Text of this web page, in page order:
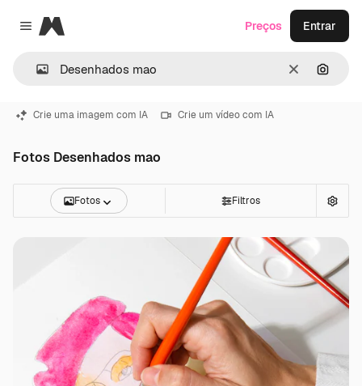
Close menu
Magnific
Limpar
Preços Entrar
Crie uma imagem com IA Crie um vídeo com IA
Fotos Desenhados mao
Fotos Filtros